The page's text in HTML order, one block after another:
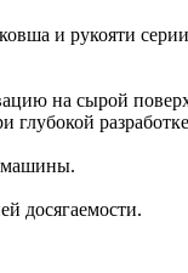
и рукояти
на сырой
глубокой
машины.
досягаемости.